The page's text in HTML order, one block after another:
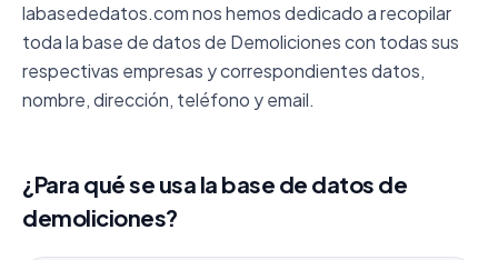
labasededatos.com nos hemos dedicado a recopilar
toda la base de datos de Demoliciones con todas sus
respectivas empresas y correspondientes datos,
nombre, dirección, teléfono y email.
¿Para qué se usa la base de datos de
demoliciones?